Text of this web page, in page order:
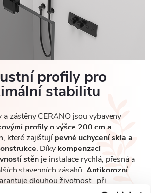
profily pro
stabilitu
a zástěny CERANO jsou vybaveny
profily o výšce 200 cm a
, které zajišťujípevné uchycení skla a
. Díky kompenzaci
stěnje instalace rychlá, přesná a
stavebních zásahů. Antikorozní
dlouhou životnost i při